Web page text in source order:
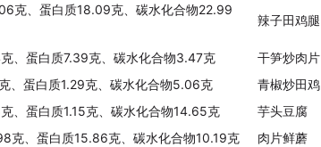
克、蛋白质18.09克、碳水化合物22.99
辣子田鸡腿
、蛋白质7.39克、碳水化合物3.47克 干笋炒肉片
、蛋白质1.29克、碳水化合物5.06克 青椒炒田鸡
、蛋白质1.15克、碳水化合物14.65克 芋头豆腐
克、蛋白质15.86克、碳水化合物10.19克 肉片鲜蘑